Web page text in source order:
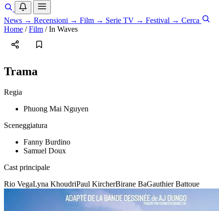
News → Recensioni → Film → Serie TV → Festival → Cerca
Home / Film / In Waves
Trama
Regia
Phuong Mai Nguyen
Sceneggiatura
Fanny Burdino
Samuel Doux
Cast principale
Rio VegaLyna KhoudriPaul KircherBirane BaGauthier Battoue